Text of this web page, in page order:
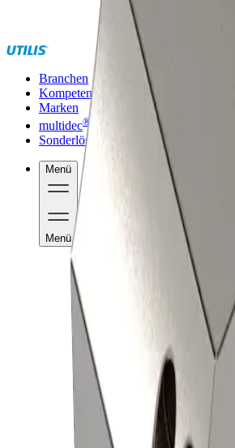
Branchen
Kompetenzen
Marken
multidec®
Sonderlösungen
Menü
Menü